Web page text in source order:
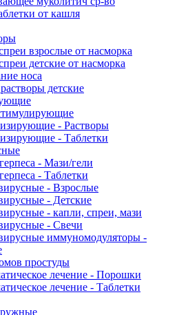
от кашля
взрослые от насморка
детские от насморка
носа
детские
- Растворы
- Таблетки
- Мази/гели
- Таблетки
- Взрослые
- Детские
- капли, спреи, мази
- Свечи
иммуномодуляторы -
простуды
лечение - Порошки
лечение - Таблетки